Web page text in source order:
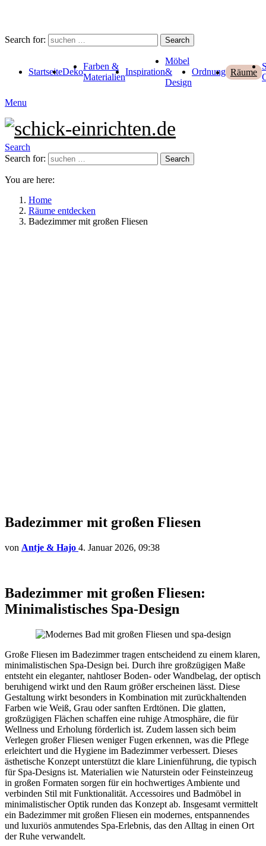
Search for: Search
StartseiteDeko
Farben &
Materialien
Inspiration
Möbel
&
Design
Ordnung Räume
Menu
Search
Search for:
Search
You are here:
Home
Räume entdecken
Badezimmer mit großen Fliesen
Badezimmer mit großen Fliesen
von Antje & Hajo 4. Januar 2026, 09:38
Badezimmer mit großen Fliesen:
Minimalistisches Spa-Design
Große Fliesen im Badezimmer tragen entscheidend zu einem klaren,
minimalistischen Spa-Design bei. Durch ihre großzügigen Maße
entsteht ein eleganter, nahtloser Boden- oder Wandbelag, der optisch
beruhigend wirkt und den Raum größer erscheinen lässt. Diese
Gestaltung wirkt besonders in Kombination mit zurückhaltenden
Farben wie Weiß, Grau oder sanften Erdtönen. Die glatten,
großzügigen Flächen schaffen eine ruhige Atmosphäre, die für
Wellness und Erholung förderlich ist. Zudem lassen sich beim
Verlegen großer Fliesen weniger Fugen erkennen, was die Pflege
erleichtert und die Hygiene im Badezimmer verbessert. Dieses
ästhetische Konzept unterstützt die klare Linienführung, die typisch
für Spa-Designs ist. Materialien wie Naturstein oder Feinsteinzeug
in großen Formaten sorgen für ein hochwertiges Ambiente und
verbinden Stil mit Funktionalität. Accessoires und Badmöbel in
minimalistischer Optik runden das Konzept ab. Insgesamt vermittelt
ein Badezimmer mit großen Fliesen ein modernes, entspannendes
und luxuriös anmutendes Spa-Erlebnis, das den Alltag in einen Ort
der Ruhe verwandelt.